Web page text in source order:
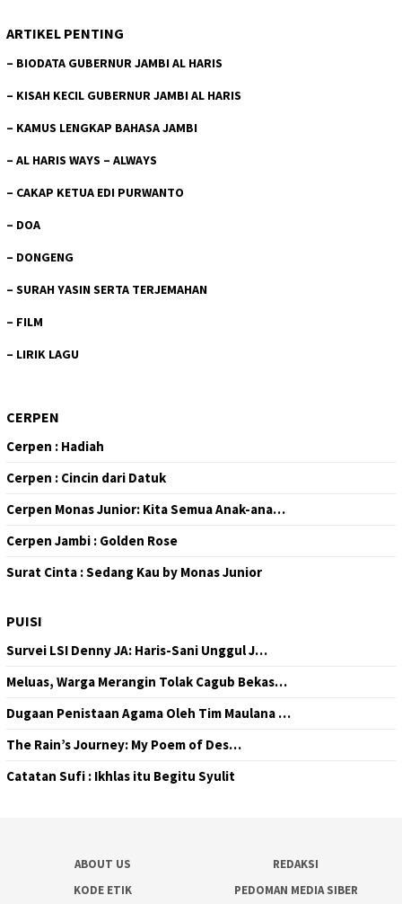
ARTIKEL PENTING
– BIODATA GUBERNUR JAMBI AL HARIS
– KISAH KECIL GUBERNUR JAMBI AL HARIS
– KAMUS LENGKAP BAHASA JAMBI
– AL HARIS WAYS – ALWAYS
– CAKAP KETUA EDI PURWANTO
– DOA
– DONGENG
– SURAH YASIN SERTA TERJEMAHAN
– FILM
– LIRIK LAGU
CERPEN
Cerpen : Hadiah
Cerpen : Cincin dari Datuk
Cerpen Monas Junior: Kita Semua Anak-ana…
Cerpen Jambi : Golden Rose
Surat Cinta : Sedang Kau by Monas Junior
PUISI
Survei LSI Denny JA: Haris-Sani Unggul J…
Meluas, Warga Merangin Tolak Cagub Bekas…
Dugaan Penistaan Agama Oleh Tim Maulana …
The Rain’s Journey: My Poem of Des…
Catatan Sufi : Ikhlas itu Begitu Syulit
ABOUT US
REDAKSI
KODE ETIK
PEDOMAN MEDIA SIBER